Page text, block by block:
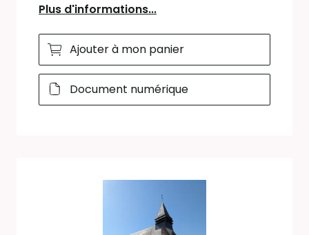
Plus d'informations...
Ajouter à mon panier
Document numérique